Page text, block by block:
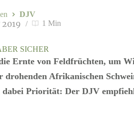
SICHER
Ernte von Feldfrüchten, um
drohenden Afrikanischen
dabei Priorität: Der DJV
2019 1 Min
DJV